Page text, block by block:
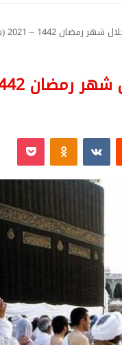
1442 – 2021 (بيان رسمي)
– 2021 (بيان رسمي)
Odnoklassniki
‫Pocket